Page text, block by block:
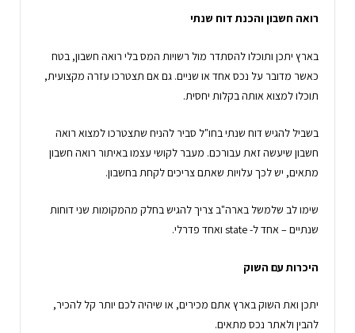
רואה חשבון והכנת דוח שנתי
בארץ יתכן ותוכלו להסתדר מול רשויות המס בלי רואה חשבון, בטח
כאשר מדובר על נכס אחד או שניים. גם אם תצטרכו עזרה מקצועית,
תוכלו למצוא אותה בקלות יחסית.
בשביל להגיש דוח שנתי בחו"ל סביר להניח שתצטרכו למצוא רואה
חשבון שיעשה זאת עבורכם. מעבר לקושי עצמו באיתור רואה חשבון
מתאים, יש לכך עלויות שאתם צריכים לקחת בחשבון.
שימו לב שלמשל בארה"ב צריך להגיש בחלק מהמקומות שני דוחות
שנתיים – אחד ל- state ואחד פדרלי.
היכרות עם השוק
יתכן ואת השוק בארץ אתם מכירים, או שיהיה לכם יותר קל להכיר,
להבין ולאתר נכס מתאים.